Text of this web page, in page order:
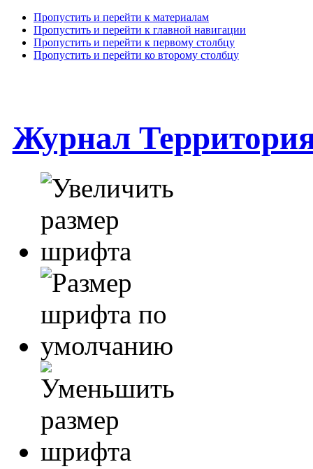
Пропустить и перейти к материалам
Пропустить и перейти к главной навигации
Пропустить и перейти к первому столбцу
Пропустить и перейти ко второму столбцу
Журнал